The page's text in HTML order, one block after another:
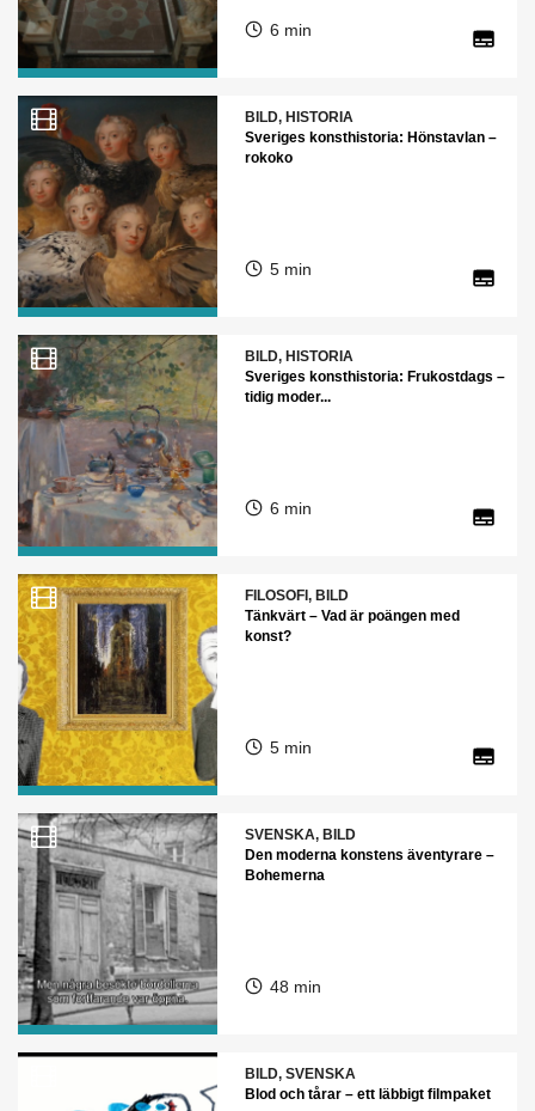
6 min
BILD, HISTORIA
Sveriges konsthistoria: Hönstavlan –
rokoko
5 min
BILD, HISTORIA
Sveriges konsthistoria: Frukostdags –
tidig moder...
6 min
FILOSOFI, BILD
Tänkvärt – Vad är poängen med
konst?
5 min
SVENSKA, BILD
Den moderna konstens äventyrare –
Bohemerna
48 min
BILD, SVENSKA
Blod och tårar – ett läbbigt filmpaket